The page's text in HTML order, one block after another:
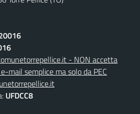
- NON accetta
mail semplice ma solo da PEC
UFDCC8